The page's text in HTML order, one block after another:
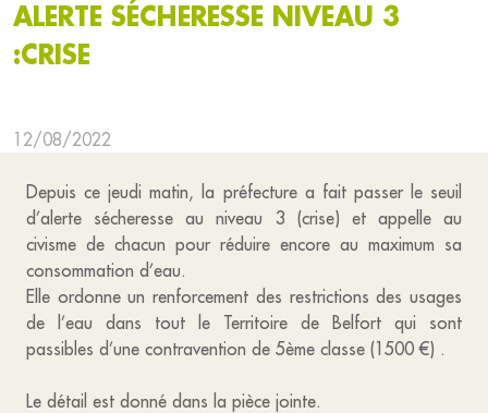
ALERTE SÉCHERESSE NIVEAU 3
:CRISE
12/08/2022
Depuis ce jeudi matin, la préfecture a fait passer le seuil
d’alerte sécheresse au niveau 3 (crise) et appelle au
civisme de chacun pour réduire encore au maximum sa
consommation d’eau.
Elle ordonne un renforcement des restrictions des usages
de l’eau dans tout le Territoire de Belfort qui sont
passibles d’une contravention de 5ème classe (1500 €) .
Le détail est donné dans la pièce jointe.